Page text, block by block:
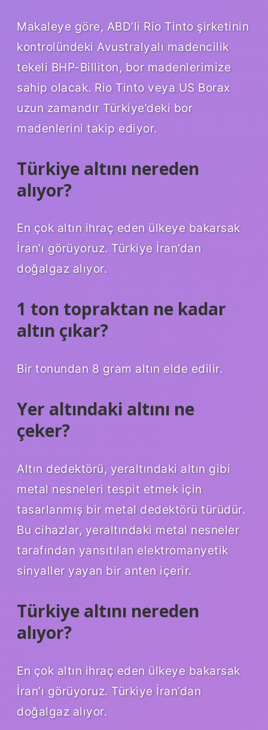
Makaleye göre, ABD’li Rio Tinto şirketinin
kontrolündeki Avustralyalı madencilik
tekeli BHP-Billiton, bor madenlerimize
sahip olacak. Rio Tinto veya US Borax
uzun zamandır Türkiye’deki bor
madenlerini takip ediyor.
Türkiye altını nereden
alıyor?
En çok altın ihraç eden ülkeye bakarsak
İran’ı görüyoruz. Türkiye İran’dan
doğalgaz alıyor.
1 ton topraktan ne kadar
altın çıkar?
Bir tonundan 8 gram altın elde edilir.
Yer altındaki altını ne
çeker?
Altın dedektörü, yeraltındaki altın gibi
metal nesneleri tespit etmek için
tasarlanmış bir metal dedektörü türüdür.
Bu cihazlar, yeraltındaki metal nesneler
tarafından yansıtılan elektromanyetik
sinyaller yayan bir anten içerir.
Türkiye altını nereden
alıyor?
En çok altın ihraç eden ülkeye bakarsak
İran’ı görüyoruz. Türkiye İran’dan
doğalgaz alıyor.